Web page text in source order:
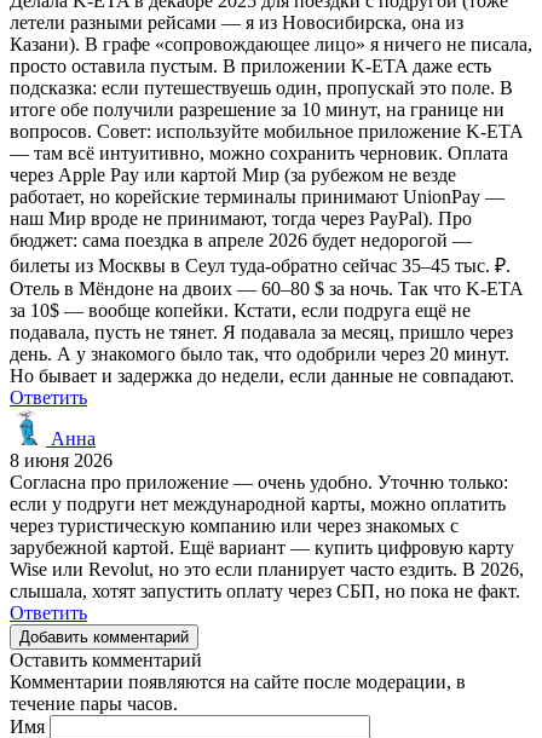
летели разными рейсами — я из Новосибирска, она из
Казани). В графе «сопровождающее лицо» я ничего не писала,
просто оставила пустым. В приложении K-ETA даже есть
подсказка: если путешествуешь один, пропускай это поле. В
итоге обе получили разрешение за 10 минут, на границе ни
вопросов. Совет: используйте мобильное приложение K-ETA
— там всё интуитивно, можно сохранить черновик. Оплата
через Apple Pay или картой Мир (за рубежом не везде
работает, но корейские терминалы принимают UnionPay —
наш Мир вроде не принимают, тогда через PayPal). Про
бюджет: сама поездка в апреле 2026 будет недорогой —
билеты из Москвы в Сеул туда-обратно сейчас 35–45 тыс. ₽.
Отель в Мёндоне на двоих — 60–80 $ за ночь. Так что K-ETA
за 10$ — вообще копейки. Кстати, если подруга ещё не
подавала, пусть не тянет. Я подавала за месяц, пришло через
день. А у знакомого было так, что одобрили через 20 минут.
Но бывает и задержка до недели, если данные не совпадают.
Ответить
Анна
8 июня 2026
Согласна про приложение — очень удобно. Уточню только:
если у подруги нет международной карты, можно оплатить
через туристическую компанию или через знакомых с
зарубежной картой. Ещё вариант — купить цифровую карту
Wise или Revolut, но это если планирует часто ездить. В 2026,
слышала, хотят запустить оплату через СБП, но пока не факт.
Ответить
Добавить комментарий
Оставить комментарий
Комментарии появляются на сайте после модерации, в
течение пары часов.
Имя